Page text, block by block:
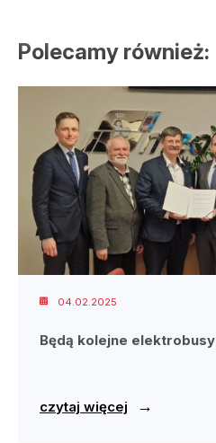
Polecamy również:
04.02.2025
Będą kolejne elektrobusy
czytaj więcej →